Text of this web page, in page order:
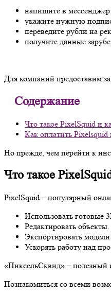
напишите в мессенджер;
укажите нужную
переведите рубли на
получите данные
Для компаний предоставим
Содержание
Что такое PixelSquid и
Как оплатить
Но прежде, чем перейти к
Что такое
PixelSquid – популярный
Использовать готовые
Редактировать
Экспортировать
Ускорять работу над
«ПиксельСквид» – полезный
Познакомиться со всеми